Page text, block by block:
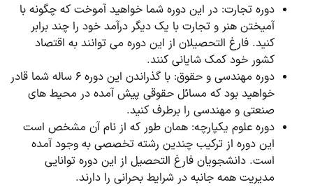
دوره تجارت: در این دوره شما خواهید آموخت که چگونه با
آمیختن هنر و تجارت با یک دیگر درآمد خود را چند برابر
کنید.‌ فارغ ‌التحصیلان از این دوره می توانند به اقتصاد
کشور خود کمک شایانی کنند.
دوره مهندسی و حقوق: با گذراندن این دوره ۶ ساله شما قادر
خواهید بود که مسائل حقوقی پیش آمده در محیط های
صنعتی و مهندسی را برطرف کنید.
دوره علوم یکپارچه: همان طور که از نام آن مشخص است
این دوره از ترکیب چندین رشته تخصصی به وجود آمده
است. دانشجویان فارغ التحصیل از این دوره توانایی
مدیریت همه جانبه در شرایط بحرانی را دارند.